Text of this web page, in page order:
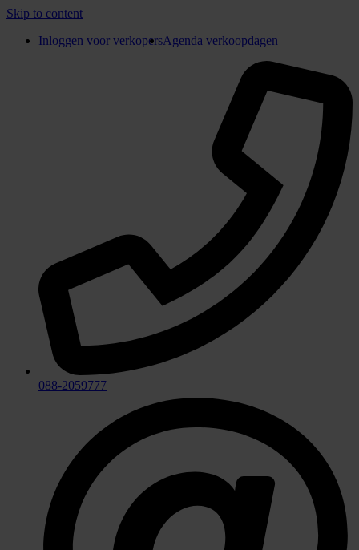
Skip to content
Inloggen voor verkopersAgenda verkoopdagen
088-2059777